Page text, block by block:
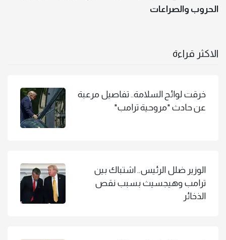
الحروب والصراعات
الاكثر قراءة
خرقت لوائح السلامة.. تفاصيل مرعبة
عن حادث "مروحية ترامب"
الوزير ضلل الرئيس.. اشتباك بين
ترامب وهيجسيث بسبب نقص
الذخائر